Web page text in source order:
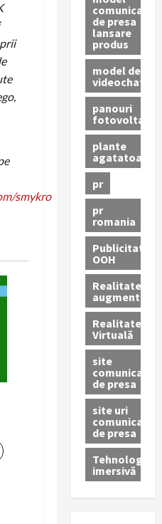
smykro
comunicat
de presa
lansare
produs
model de
videochat
panouri
fotovoltaice
plante
agatatoare
pr
pr
romania
Publicitate
OOH
Realitatea
augmentată
Realitatea
Virtuală
site
comunicate
de presa
site uri
comunicate
de presa
Tehnologie
imersivă